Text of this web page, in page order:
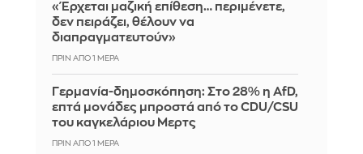
«Έρχεται μαζική επίθεση… περιμένετε,
δεν πειράζει, θέλουν να
διαπραγματευτούν»
ΠΡΙΝ ΑΠΌ 1 ΜΈΡΑ
Γερμανία-δημοσκόπηση: Στο 28% η AfD,
επτά μονάδες μπροστά από το CDU/CSU
του καγκελάριου Μερτς
ΠΡΙΝ ΑΠΌ 1 ΜΈΡΑ